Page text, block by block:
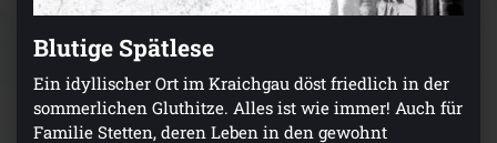
Blutige Spätlese
Ein idyllischer Ort im Kraichgau döst friedlich in der
sommerlichen Gluthitze. Alles ist wie immer! Auch für
Familie Stetten, deren Leben in den gewohnt